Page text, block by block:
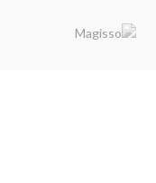
קבל הצעת מחיר